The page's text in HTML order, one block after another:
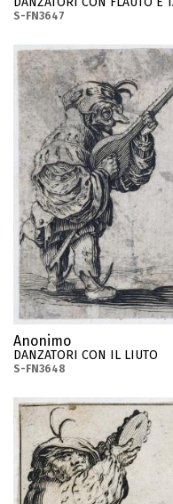
S-FN3647
Anonimo
DANZATORI CON IL LIUTO
S-FN3648